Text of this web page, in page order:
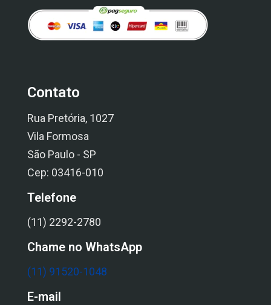
Contato
Rua Pretória, 1027
Vila Formosa
São Paulo - SP
Cep: 03416-010
Telefone
(11) 2292-2780
Chame no WhatsApp
(11) 91520-1048
E-mail